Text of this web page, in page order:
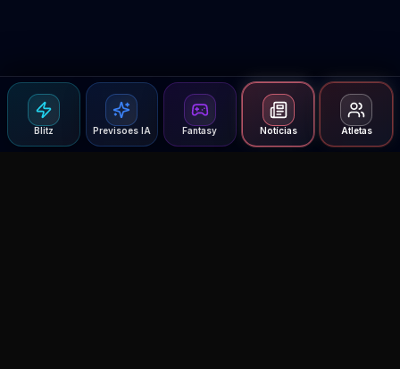
Blitz Previsoes IA Fantasy Notícias Atletas